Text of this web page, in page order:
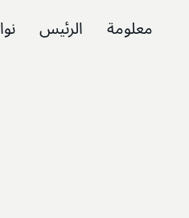
معلومة الرئيس